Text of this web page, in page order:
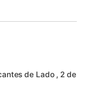
de Lado , 2 de